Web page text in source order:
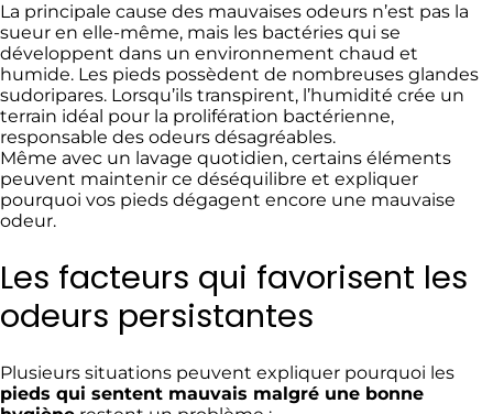
La principale cause des mauvaises odeurs n’est pas la
sueur en elle-même, mais les bactéries qui se
développent dans un environnement chaud et
humide. Les pieds possèdent de nombreuses glandes
sudoripares. Lorsqu’ils transpirent, l’humidité crée un
terrain idéal pour la prolifération bactérienne,
responsable des odeurs désagréables.
Même avec un lavage quotidien, certains éléments
peuvent maintenir ce déséquilibre et expliquer
pourquoi vos pieds dégagent encore une mauvaise
odeur.
Les facteurs qui favorisent les
odeurs persistantes
Plusieurs situations peuvent expliquer pourquoi les
pieds qui sentent mauvais malgré une bonne